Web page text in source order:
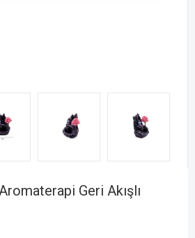
Geri Akışlı